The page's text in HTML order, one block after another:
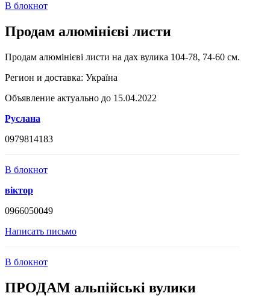
В блокнот
Продам алюмінієві листи
Продам алюмінієві листи на дах вулика 104-78, 74-60 см.
Регион и доставка: Україна
Объявление актуально до 15.04.2022
Руслана
0979814183
В блокнот
віктор
0966050049
Написать письмо
В блокнот
ПРОДАМ альпійські вулики